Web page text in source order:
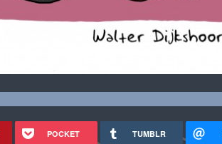
POCKET TUMBLR